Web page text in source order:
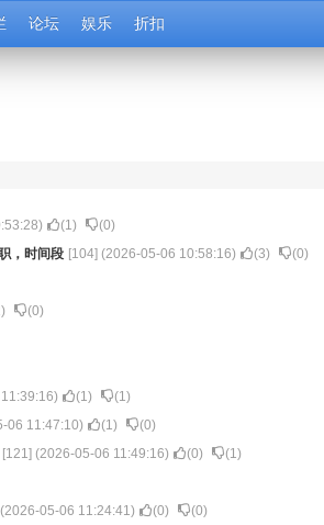
论坛 娱乐 折扣
) (1) (0)
，时间段 [104] (2026-05-06 10:58:16) (3) (0)
) (0)
) (1) (1)
06 11:47:10) (1) (0)
[121] (2026-05-06 11:49:16) (0) (1)
2026-05-06 11:24:41) (0) (0)